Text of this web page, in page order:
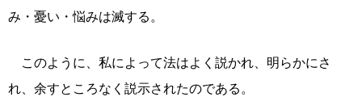
み・憂い・悩みは滅する。
このように、私によって法はよく説かれ、明らかにさ
れ、余すところなく説示されたのである。